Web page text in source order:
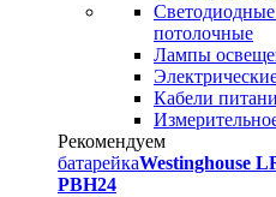
потолочные
Лампы
Кабели
Рекомендуем
батарейкаWestinghouse
PBH24